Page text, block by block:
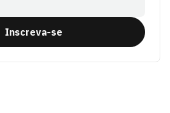
Inscreva-se